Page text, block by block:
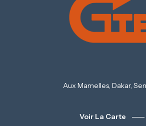
Aux Mamelles, Dakar,
Voir La Carte